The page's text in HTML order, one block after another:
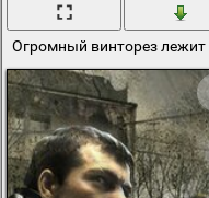
Огромный винторез лежит